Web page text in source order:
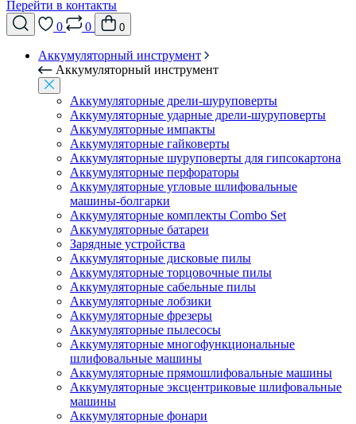
Перейти в контакты
0
0 0
Аккумуляторный инструмент
Аккумуляторный инструмент
Аккумуляторные дрели-шуруповерты
Аккумуляторные ударные дрели-шуруповерты
Аккумуляторные импакты
Аккумуляторные гайковерты
Аккумуляторные шуруповерты для гипсокартона
Аккумуляторные перфораторы
Аккумуляторные угловые шлифовальные
машины-болгарки
Аккумуляторные комплекты Combo Set
Аккумуляторные батареи
Зарядные устройства
Аккумуляторные дисковые пилы
Аккумуляторные торцовочные пилы
Аккумуляторные сабельные пилы
Аккумуляторные лобзики
Аккумуляторные фрезеры
Аккумуляторные пылесосы
Аккумуляторные многофункциональные
шлифовальные машины
Аккумуляторные прямошлифовальные машины
Аккумуляторные эксцентриковые шлифовальные
машины
Аккумуляторные фонари